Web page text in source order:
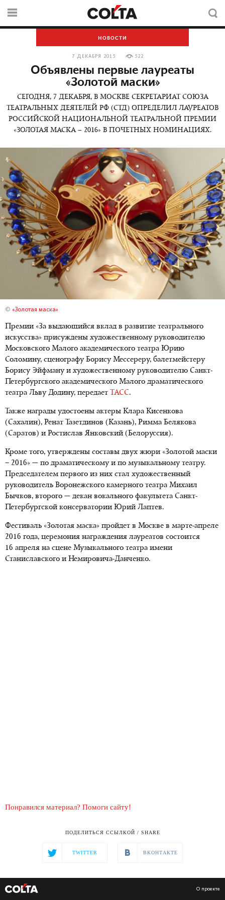
НОВОСТИ
7 ДЕКАБРЯ 2015 522
Объявлены первые лауреаты
«Золотой маски»
СЕГОДНЯ, 7 ДЕКАБРЯ, В МОСКВЕ СЕКРЕТАРИАТ СОЮЗА
ТЕАТРАЛЬНЫХ ДЕЯТЕЛЕЙ РФ (СТД) ОПРЕДЕЛИЛ ЛАУРЕАТОВ
РОССИЙСКОЙ НАЦИОНАЛЬНОЙ ТЕАТРАЛЬНОЙ ПРЕМИИ
«ЗОЛОТАЯ МАСКА – 2016» В ПОЧЕТНЫХ НОМИНАЦИЯХ.
© «Золотая маска»
Премии «За выдающийся вклад в развитие театрального
искусства» присуждены художественному руководителю
Московского Малого академического театра Юрию
Соломину, сценографу Борису Мессереру, балетмейстеру
Борису Эйфману и художественному руководителю Санкт-
Петербургского академического Малого драматического
театра Льву Додину, передает ТАСС.
Также награды удостоены актеры Клара Кисенкова
(Сахалин), Ренат Тазетдинов (Казань), Римма Белякова
(Саратов) и Ростислав Янковский (Белоруссия).
Кроме того, утверждены составы двух жюри «Золотой маски
– 2016» — по драматическому и по музыкальному театру.
Председателем первого из них стал художественный
руководитель Воронежского камерного театра Михаил
Бычков, второго — декан вокального факультета Санкт-
Петербургской консерватории Юрий Лаптев.
Фестиваль «Золотая маска» пройдет в Москве в марте-апреле
2016 года, церемония награждения лауреатов состоится
16 апреля на сцене Музыкального театра имени
Станиславского и Немировича-Данченко.
Понравился материал? Помоги сайту!
ПОДЕЛИТЬСЯ ССЫЛКОЙ / SHARE
TWITTER ВКОНТАКТЕ
О проекте